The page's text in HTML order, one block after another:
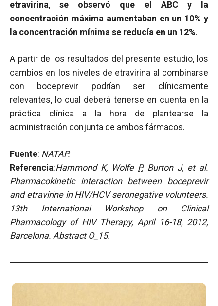
etravirina, se observó que el ABC y la
concentración máxima aumentaban en un 10% y
la concentración mínima se reducía en un 12%.
A partir de los resultados del presente estudio, los
cambios en los niveles de etravirina al combinarse
con boceprevir podrían ser clínicamente
relevantes, lo cual deberá tenerse en cuenta en la
práctica clínica a la hora de plantearse la
administración conjunta de ambos fármacos.
Fuente: NATAP.
Referencia:Hammond K, Wolfe P, Burton J, et al.
Pharmacokinetic interaction between boceprevir
and etravirine in HIV/HCV seronegative volunteers.
13th International Workshop on Clinical
Pharmacology of HIV Therapy, April 16-18, 2012,
Barcelona. Abstract O_15.